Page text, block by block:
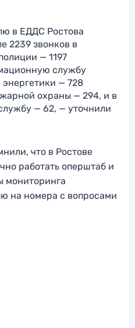
в ЕДДС Ростова
2239 звонков в
— 1197
службу
— 728
охраны — 294, и в
— 62, — уточнили
что в Ростове
работать оперштаб и
мониторинга
на номера с вопросами